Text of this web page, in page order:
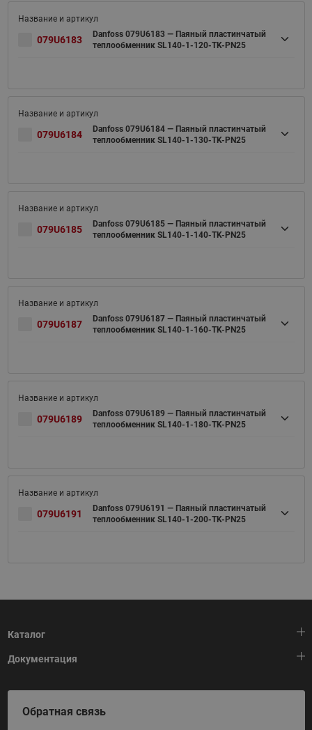
079U6183
Danfoss 079U6183 — Паяный пластинчатый
теплообменник SL140-1-120-TK-PN25
079U6184
Danfoss 079U6184 — Паяный пластинчатый
теплообменник SL140-1-130-TK-PN25
079U6185
Danfoss 079U6185 — Паяный пластинчатый
теплообменник SL140-1-140-TK-PN25
079U6187
Danfoss 079U6187 — Паяный пластинчатый
теплообменник SL140-1-160-TK-PN25
079U6189
Danfoss 079U6189 — Паяный пластинчатый
теплообменник SL140-1-180-TK-PN25
079U6191
Danfoss 079U6191 — Паяный пластинчатый
теплообменник SL140-1-200-TK-PN25
Каталог
Тепловая автоматика
Холодильная техника
Приводная техника
Документация
HeatPlatform (Тепловая платформа)
Полезные программы и инструменты
Обратная связь